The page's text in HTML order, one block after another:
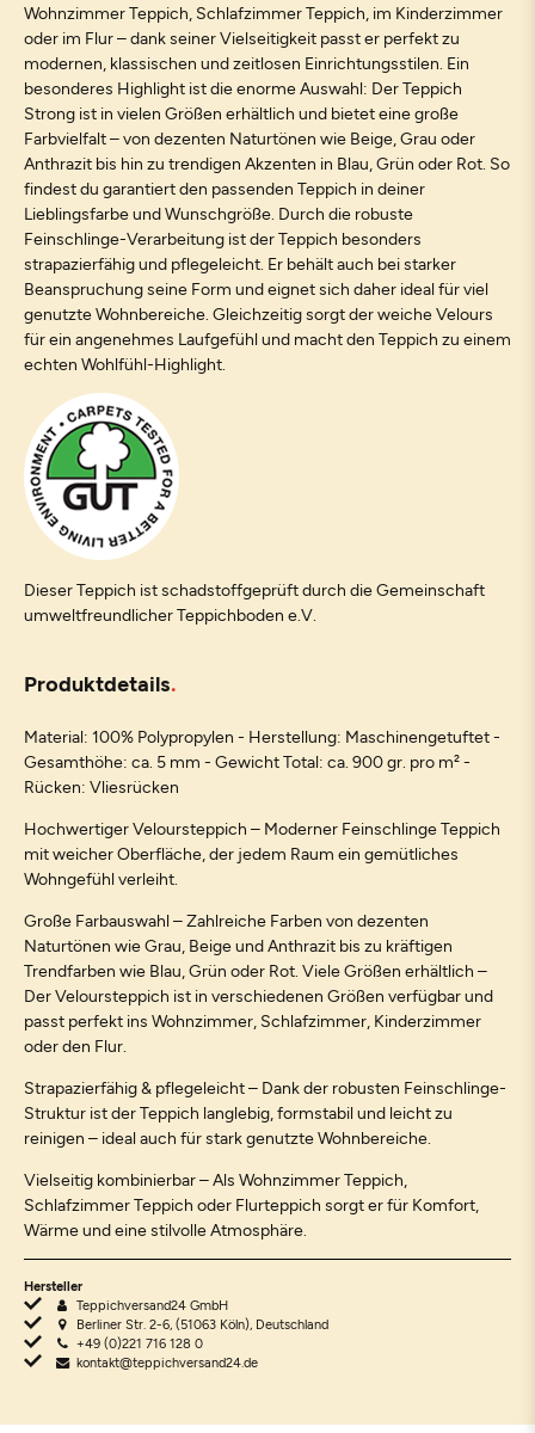
Wohnzimmer Teppich, Schlafzimmer Teppich, im Kinderzimmer
oder im Flur – dank seiner Vielseitigkeit passt er perfekt zu
modernen, klassischen und zeitlosen Einrichtungsstilen. Ein
besonderes Highlight ist die enorme Auswahl: Der Teppich
Strong ist in vielen Größen erhältlich und bietet eine große
Farbvielfalt – von dezenten Naturtönen wie Beige, Grau oder
Anthrazit bis hin zu trendigen Akzenten in Blau, Grün oder Rot. So
findest du garantiert den passenden Teppich in deiner
Lieblingsfarbe und Wunschgröße. Durch die robuste
Feinschlinge-Verarbeitung ist der Teppich besonders
strapazierfähig und pflegeleicht. Er behält auch bei starker
Beanspruchung seine Form und eignet sich daher ideal für viel
genutzte Wohnbereiche. Gleichzeitig sorgt der weiche Velours
für ein angenehmes Laufgefühl und macht den Teppich zu einem
echten Wohlfühl-Highlight.
Dieser Teppich ist schadstoffgeprüft durch die Gemeinschaft
umweltfreundlicher Teppichboden e.V.
Produktdetails
Material: 100% Polypropylen - Herstellung: Maschinengetuftet -
Gesamthöhe: ca. 5 mm - Gewicht Total: ca. 900 gr. pro m² -
Rücken: Vliesrücken
Hochwertiger Veloursteppich – Moderner Feinschlinge Teppich
mit weicher Oberfläche, der jedem Raum ein gemütliches
Wohngefühl verleiht.
Große Farbauswahl – Zahlreiche Farben von dezenten
Naturtönen wie Grau, Beige und Anthrazit bis zu kräftigen
Trendfarben wie Blau, Grün oder Rot. Viele Größen erhältlich –
Der Veloursteppich ist in verschiedenen Größen verfügbar und
passt perfekt ins Wohnzimmer, Schlafzimmer, Kinderzimmer
oder den Flur.
Strapazierfähig & pflegeleicht – Dank der robusten Feinschlinge-
Struktur ist der Teppich langlebig, formstabil und leicht zu
reinigen – ideal auch für stark genutzte Wohnbereiche.
Vielseitig kombinierbar – Als Wohnzimmer Teppich,
Schlafzimmer Teppich oder Flurteppich sorgt er für Komfort,
Wärme und eine stilvolle Atmosphäre.
Hersteller
Teppichversand24 GmbH
Berliner Str. 2-6, (51063 Köln), Deutschland
+49 (0)221 716 128 0
kontakt@teppichversand24.de